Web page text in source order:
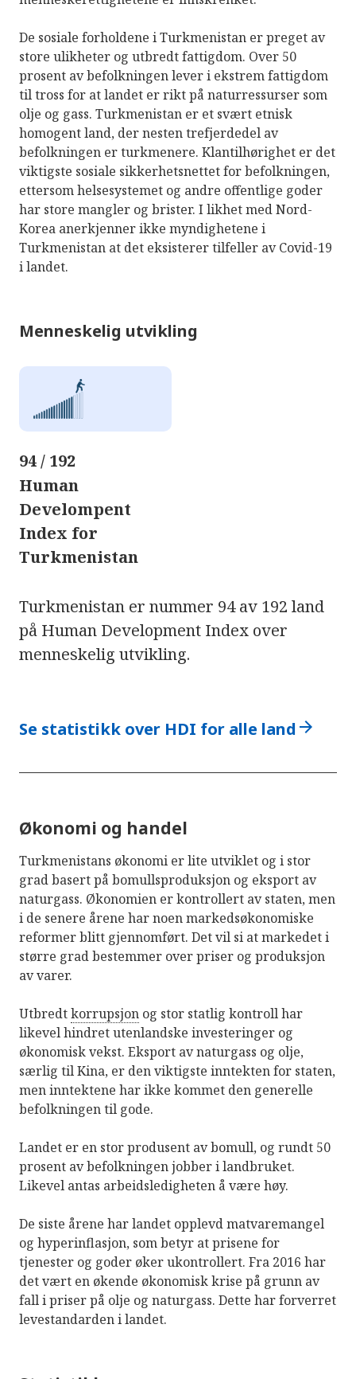
De sosiale forholdene i Turkmenistan er preget av
store ulikheter og utbredt fattigdom. Over 50
prosent av befolkningen lever i ekstrem fattigdom
til tross for at landet er rikt på naturressurser som
olje og gass. Turkmenistan er et svært etnisk
homogent land, der nesten trefjerdedel av
befolkningen er turkmenere. Klantilhørighet er det
viktigste sosiale sikkerhetsnettet for befolkningen,
ettersom helsesystemet og andre offentlige goder
har store mangler og brister. I likhet med Nord-
Korea anerkjenner ikke myndighetene i
Turkmenistan at det eksisterer tilfeller av Covid-19
i landet.
Menneskelig utvikling
94 / 192
Human
Develompent
Index for
Turkmenistan
Turkmenistan er nummer 94 av 192 land
på Human Development Index over
menneskelig utvikling.
Se statistikk over HDI for alle land arrow_forward
Økonomi og handel
Turkmenistans økonomi er lite utviklet og i stor
grad basert på bomullsproduksjon og eksport av
naturgass. Økonomien er kontrollert av staten, men
i de senere årene har noen markedsøkonomiske
reformer blitt gjennomført. Det vil si at markedet i
større grad bestemmer over priser og produksjon
av varer.
Utbredtkorrupsjon og stor statlig kontroll har
likevel hindret utenlandske investeringer og
økonomisk vekst. Eksport av naturgass og olje,
særlig til Kina, er den viktigste inntekten for staten,
men inntektene har ikke kommet den generelle
befolkningen til gode.
Landet er en stor produsent av bomull, og rundt 50
prosent av befolkningen jobber i landbruket.
Likevel antas arbeidsledigheten å være høy.
De siste årene har landet opplevd matvaremangel
og hyperinflasjon, som betyr at prisene for
tjenester og goder øker ukontrollert. Fra 2016 har
det vært en økende økonomisk krise på grunn av
fall i priser på olje og naturgass. Dette har forverret
levestandarden i landet.